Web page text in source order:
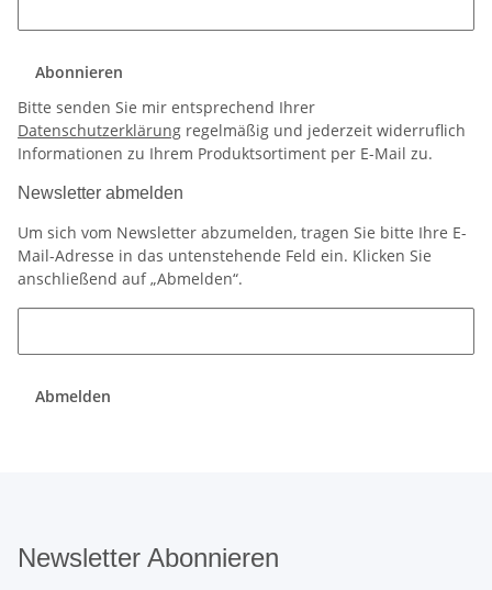
Abonnieren
Bitte senden Sie mir entsprechend Ihrer
Datenschutzerklärung regelmäßig und jederzeit widerruflich
Informationen zu Ihrem Produktsortiment per E-Mail zu.
Newsletter abmelden
Um sich vom Newsletter abzumelden, tragen Sie bitte Ihre E-
Mail-Adresse in das untenstehende Feld ein. Klicken Sie
anschließend auf „Abmelden“.
Abmelden
Newsletter Abonnieren